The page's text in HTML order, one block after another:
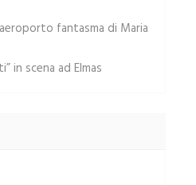
fantasma di Maria
in scena ad Elmas